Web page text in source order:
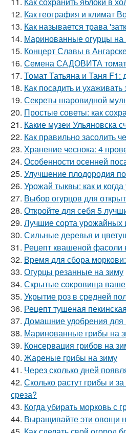
12. Как география и климат
13. Как называется трава
14. Маринованные огурцы на
15. Концерт Славы в
16. Семена САДОВИТА томат
17. Томат Татьяна и Таня F1:
18. Как посадить и
19. Секреты шаровидной
20. Простые советы: как
21. Какие музеи Ульяновска
22. Как правильно засолить
23. Хранение чеснока: 4
24. Особенности осенней
25. Улучшение плодородия
26. Урожай тыквы: как и
27. Выбор огурцов для
28. Откройте для себя 5
29. Лучшие сорта урожайных
30. Сильные деревья и
31. Рецепт квашеной фасоли
32. Время для сбора
33. Огурцы резанные на зиму
34. Скрытые сокровища
35. Укрытие роз в средней
36. Рецепт тушеная
37. Домашние удобрения для
38. Маринованные грибы на
39. Консервация грибов на
40. Жареные грибы на зиму
41. Через сколько дней
42. Сколько растут грибы и
среза?
43. Когда убирать морковь с
44. Выращивайте эти овощи